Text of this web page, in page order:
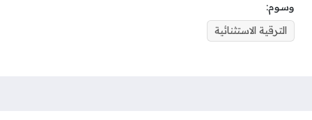
وسوم:
الترقية الاستثنائية